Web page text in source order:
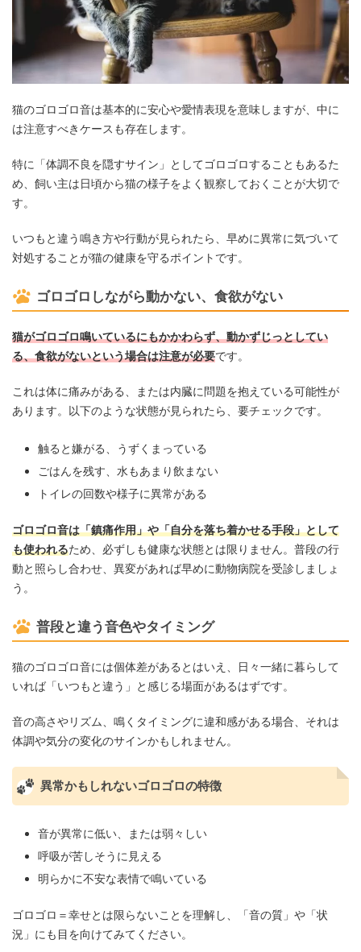
猫のゴロゴロ音は基本的に安心や愛情表現を意味しますが、中に
は注意すべきケースも存在します。
特に「体調不良を隠すサイン」としてゴロゴロすることもあるた
め、飼い主は日頃から猫の様子をよく観察しておくことが大切で
す。
いつもと違う鳴き方や行動が見られたら、早めに異常に気づいて
対処することが猫の健康を守るポイントです。
ゴロゴロしながら動かない、食欲がない
猫がゴロゴロ鳴いているにもかかわらず、動かずじっとしてい
る、食欲がないという場合は注意が必要です。
これは体に痛みがある、または内臓に問題を抱えている可能性が
あります。以下のような状態が見られたら、要チェックです。
触ると嫌がる、うずくまっている
ごはんを残す、水もあまり飲まない
トイレの回数や様子に異常がある
ゴロゴロ音は「鎮痛作用」や「自分を落ち着かせる手段」として
も使われるため、必ずしも健康な状態とは限りません。普段の行
動と照らし合わせ、異変があれば早めに動物病院を受診しましょ
う。
普段と違う音色やタイミング
猫のゴロゴロ音には個体差があるとはいえ、日々一緒に暮らして
いれば「いつもと違う」と感じる場面があるはずです。
音の高さやリズム、鳴くタイミングに違和感がある場合、それは
体調や気分の変化のサインかもしれません。
異常かもしれないゴロゴロの特徴
音が異常に低い、または弱々しい
呼吸が苦しそうに見える
明らかに不安な表情で鳴いている
ゴロゴロ＝幸せとは限らないことを理解し、「音の質」や「状
況」にも目を向けてみてください。